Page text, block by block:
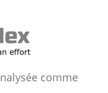
comme